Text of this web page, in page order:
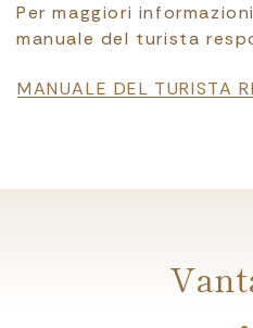
Per maggiori
manuale del turista
File
MANUALE DEL TURISTA